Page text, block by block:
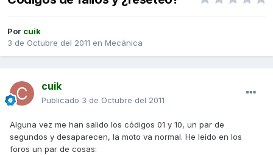
Por cuik
3 de Octubre del 2011 en Mecánica
cuik
Publicado 3 de Octubre del 2011
Alguna vez me han salido los códigos 01 y 10, un par de
segundos y desaparecen, la moto va normal. He leido en los
foros un par de cosas: